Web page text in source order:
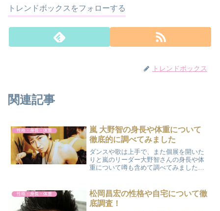
トレンドボックスをフォローする
トレンドボックス
関連記事
性格・身長・体重
嵐 大野智の身長や体重について
徹底的に調べてみました
ダンスや歌は上手で、また個展を開いた
りと嵐のリーダー大野智さんの身長や体
重について噂も含めて調べてみました。
と、相葉雅紀(176cm) で、松本潤(173cm)
で、 櫻井...
性格・身長・体重
松岡昌宏の性格や自宅について徹
底調査！